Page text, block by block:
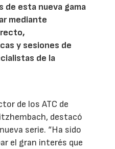
de esta nueva gama
mediante
y sesiones de
de la
de los ATC de
destacó
serie. “Ha sido
el gran interés que